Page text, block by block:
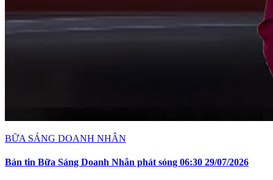
BỮA SÁNG DOANH NHÂN
Bản tin Bữa Sáng Doanh Nhân phát sóng 06:30 29/07/2026